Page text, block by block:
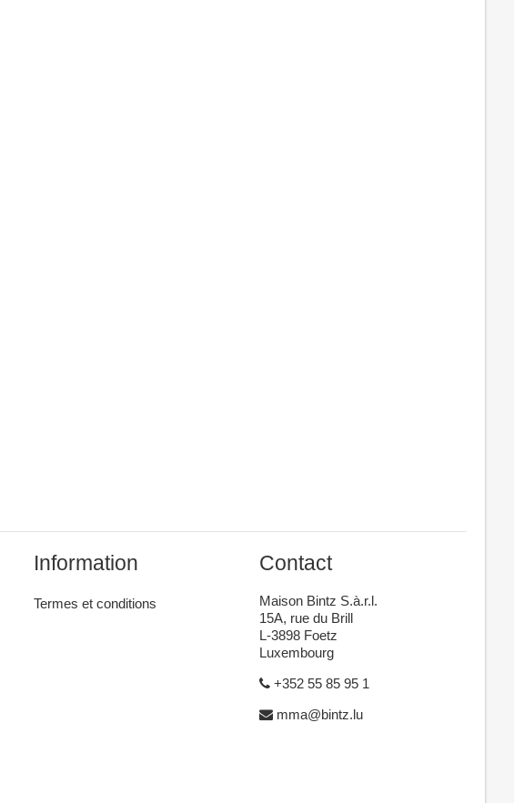
Information
Termes et conditions
Contact
Maison Bintz S.à.r.l.
15A, rue du Brill
L-3898 Foetz
Luxembourg
+352 55 85 95 1
mma@bintz.lu